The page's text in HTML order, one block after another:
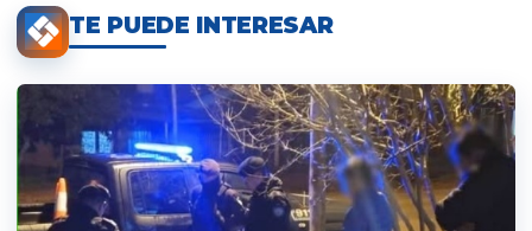
TE PUEDE INTERESAR